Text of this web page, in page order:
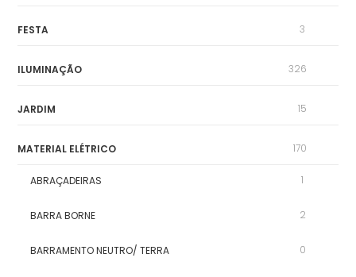
FESTA 3
ILUMINAÇÃO 326
JARDIM 15
MATERIAL ELÉTRICO 170
ABRAÇADEIRAS 1
BARRA BORNE 2
BARRAMENTO NEUTRO/ TERRA 0